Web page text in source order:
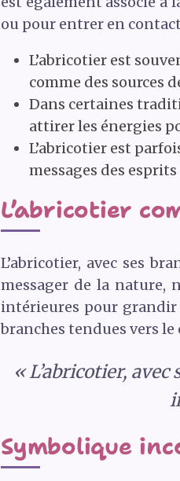
ou pour entrer en
L’abricotier est
comme des sources
Dans certaines
attirer les énergies
L’abricotier est
messages des
L’abricotier
L’abricotier, avec ses
messager de la nature,
intérieures pour grandir
branches tendues vers
« L’abricotier,
Symbolique